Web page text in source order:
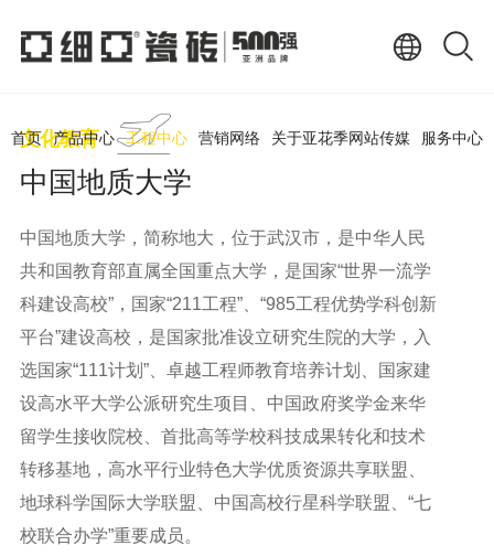
首页 产品中心 工程中心 营销网络 关于亚花季网站传媒 服务中心
文化教育
中国地质大学
中国地质大学，简称地大，位于武汉市，是中华人民
共和国教育部直属全国重点大学，是国家“世界一流学
科建设高校”，国家“211工程”、“985工程优势学科创新
平台”建设高校，是国家批准设立研究生院的大学，入
选国家“111计划”、卓越工程师教育培养计划、国家建
设高水平大学公派研究生项目、中国政府奖学金来华
留学生接收院校、首批高等学校科技成果转化和技术
转移基地，高水平行业特色大学优质资源共享联盟、
地球科学国际大学联盟、中国高校行星科学联盟、“七
校联合办学”重要成员。